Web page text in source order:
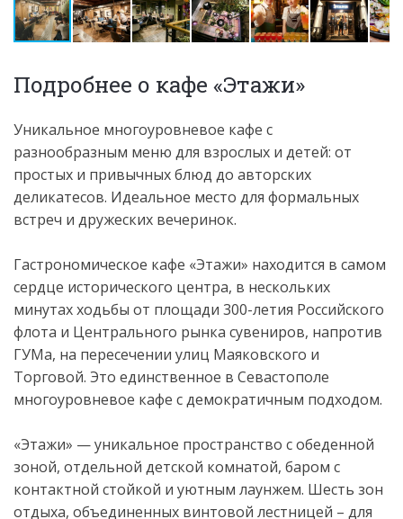
Подробнее о кафе «Этажи»
Уникальное многоуровневое кафе с
разнообразным меню для взрослых и детей: от
простых и привычных блюд до авторских
деликатесов. Идеальное место для формальных
встреч и дружеских вечеринок.
Гастрономическое кафе «Этажи» находится в самом
сердце исторического центра, в нескольких
минутах ходьбы от площади 300-летия Российского
флота и Центрального рынка сувениров, напротив
ГУМа, на пересечении улиц Маяковского и
Торговой. Это единственное в Севастополе
многоуровневое кафе с демократичным подходом.
«Этажи» — уникальное пространство с обеденной
зоной, отдельной детской комнатой, баром с
контактной стойкой и уютным лаунжем. Шесть зон
отдыха, объединенных винтовой лестницей – для